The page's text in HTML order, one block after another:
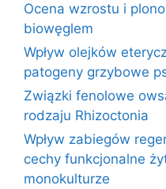
Ocena wzrostu i
biowęglem
Wpływ olejków
patogeny grzybowe
Związki fenolowe
rodzaju Rhizoctonia
Wpływ zabiegów
cechy funkcjonalne
monokulturze